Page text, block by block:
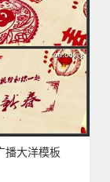
播大洋模板